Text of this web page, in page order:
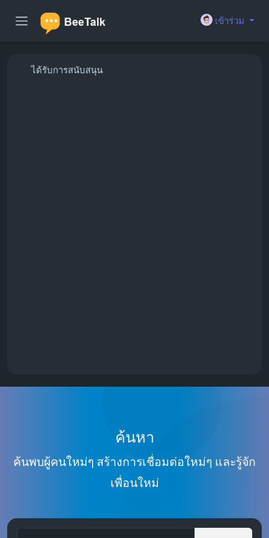
เข้าร่วม
ได้รับการสนับสนุน
ค้นหา
ค้นพบผู้คนใหม่ๆ สร้างการเชื่อมต่อใหม่ๆ และรู้จัก
เพื่อนใหม่